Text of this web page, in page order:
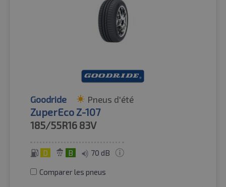
Goodride Pneus d'été
ZuperEco Z-107
185/55R16 83V
D B 70 dB
Comparer les pneus